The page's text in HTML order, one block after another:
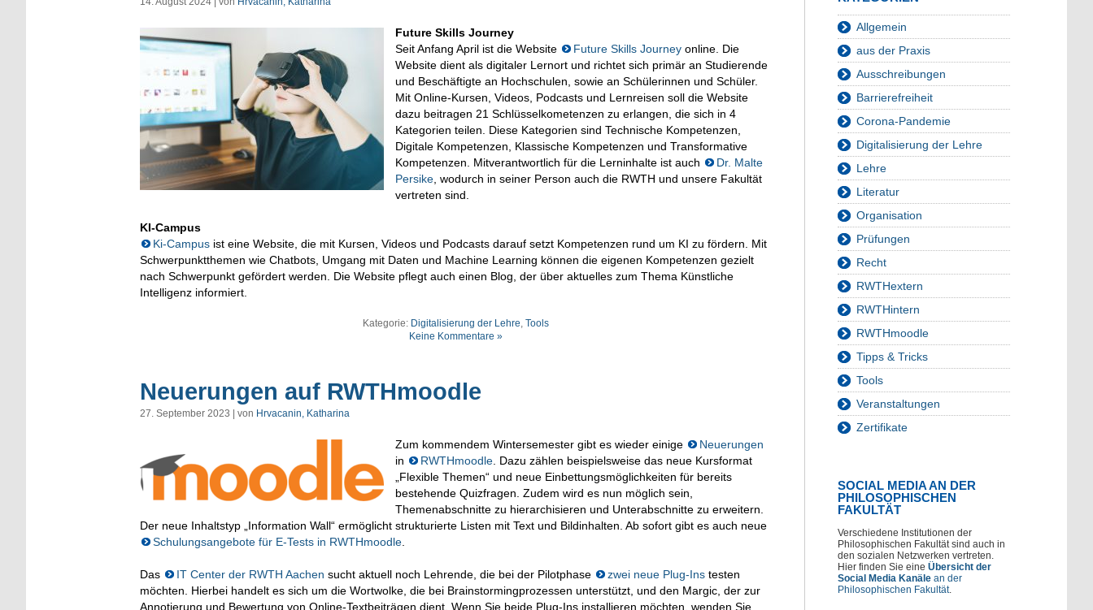
Future Skills Journey
Seit Anfang April ist die Website
Future Skills Journey online. Die
Website dient als digitaler Lernort und richtet sich primär an Studierende
und Beschäftigte an Hochschulen, sowie an Schülerinnen und Schüler.
Mit Online-Kursen, Videos, Podcasts und Lernreisen soll die Website
dazu beitragen 21 Schlüsselkometenzen zu erlangen, die sich in 4
Kategorien teilen. Diese Kategorien sind Technische Kompetenzen,
Digitale Kompetenzen, Klassische Kompetenzen und Transformative
Kompetenzen. Mitverantwortlich für die Lerninhalte ist auch
Dr. Malte
Persike , wodurch in seiner Person auch die RWTH und unsere Fakultät
vertreten sind.
KI-Campus
Ki-Campus ist eine Website, die mit Kursen, Videos und Podcasts darauf setzt Kompetenzen rund um KI zu fördern. Mit
Schwerpunktthemen wie Chatbots, Umgang mit Daten und Machine Learning können die eigenen Kompetenzen gezielt
nach Schwerpunkt gefördert werden. Die Website pflegt auch einen Blog, der über aktuelles zum Thema Künstliche
Intelligenz informiert.
Kategorie: Digitalisierung der Lehre, Tools
Keine Kommentare »
Neuerungen auf RWTHmoodle
27. September 2023 | von Hrvacanin, Katharina
Zum kommendem Wintersemester gibt es wieder einige
Neuerungen
in
RWTHmoodle. Dazu zählen beispielsweise das neue Kursformat
„Flexible Themen“ und neue Einbettungsmöglichkeiten für bereits
bestehende Quizfragen. Zudem wird es nun möglich sein,
Themenabschnitte zu hierarchisieren und Unterabschnitte zu erweitern.
Der neue Inhaltstyp „Information Wall“ ermöglicht strukturierte Listen mit Text und Bildinhalten. Ab sofort gibt es auch neue
Schulungsangebote für E-Tests in RWTHmoodle.
Das IT Center der RWTH Aachen sucht aktuell noch Lehrende, die bei der Pilotphase zwei neue Plug-Ins testen
möchten. Hierbei handelt es sich um die Wortwolke, die bei Brainstormingprozessen unterstützt, und den Margic, der zur
Annotierung und Bewertung von Online-Textbeiträgen dient. Wenn Sie beide Plug-Ins installieren möchten, wenden Sie
Allgemein
aus der Praxis
Ausschreibungen
Barrierefreiheit
Corona-Pandemie
Digitalisierung der Lehre
Lehre
Literatur
Organisation
Prüfungen
Recht
RWTHextern
RWTHintern
RWTHmoodle
Tipps & Tricks
Tools
Veranstaltungen
Zertifikate
SOCIAL MEDIA AN DER
PHILOSOPHISCHEN
FAKULTÄT
Verschiedene Institutionen der
Philosophischen Fakultät sind auch in
den sozialen Netzwerken vertreten.
Hier finden Sie eine Übersicht der
Social Media Kanäle an der
Philosophischen Fakultät.